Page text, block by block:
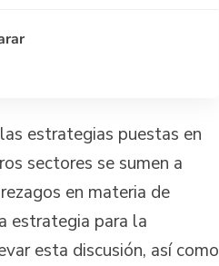
estrategias puestas en
sectores se sumen a
en materia de
estrategia para la
esta discusión, así como